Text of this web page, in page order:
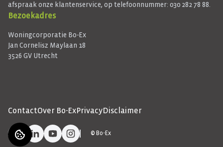
afspraak onze klantenservice, op telefoonnummer: 030 282 78 88.
Bezoekadres
Woningcorporatie Bo-Ex
Jan Cornelisz Maylaan 18
3526 GV Utrecht
ContactOver Bo-ExPrivacyDisclaimer
Facebook
LinkedInYouTubeInstagram
© Bo-Ex